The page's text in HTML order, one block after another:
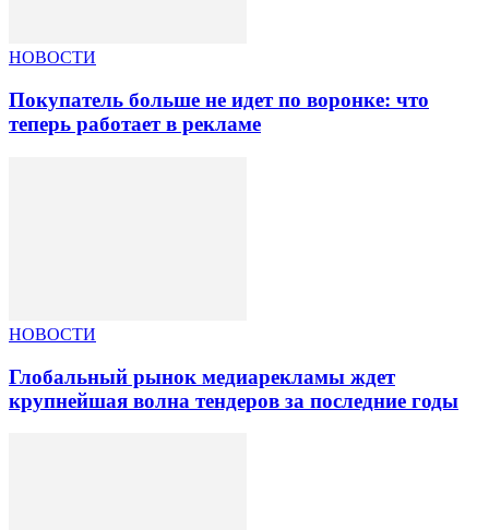
НОВОСТИ
Покупатель больше не идет по воронке: что
теперь работает в рекламе
НОВОСТИ
Глобальный рынок медиарекламы ждет
крупнейшая волна тендеров за последние годы